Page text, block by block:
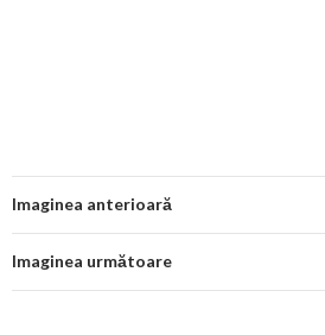
Imaginea anterioară
Imaginea următoare